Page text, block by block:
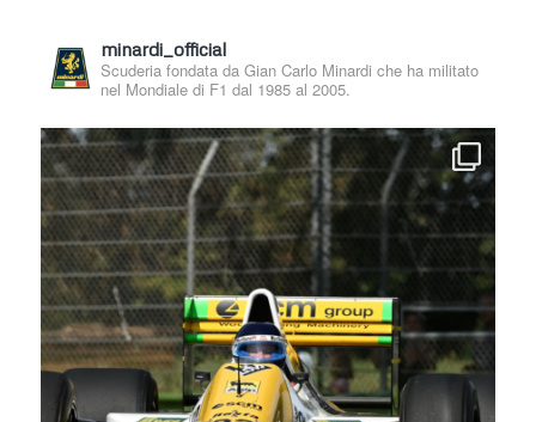
minardi_official
Scuderia fondata da Gian Carlo Minardi che ha militato
nel Mondiale di F1 dal 1985 al 2005.